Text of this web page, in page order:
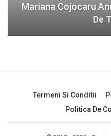
Mariana Cojocaru
De
Termeni Si Conditii
Politica De